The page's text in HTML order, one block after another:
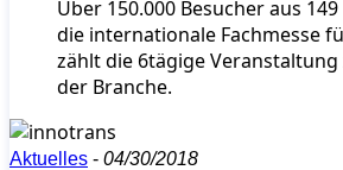
Über 150.000 Besucher aus
die internationale Fachmesse
zählt die 6tägige
der Branche.
Aktuelles - 04/30/2018